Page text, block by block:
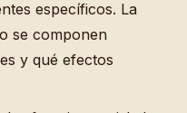
específicos. La
se componen
y qué efectos